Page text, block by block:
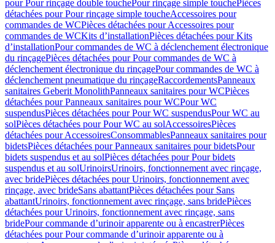
pour Pour rinçage double touchePour rinçage simple touchePièces
détachées pour Pour rinçage simple toucheAccessoires pour
commandes de WCPièces détachées pour Accessoires pour
commandes de WCKits d’installationPièces détachées pour Kits
d’installationPour commandes de WC à déclenchement électronique
du rinçagePièces détachées pour Pour commandes de WC à
déclenchement électronique du rinçagePour commandes de WC à
déclenchement pneumatique du rinçageRaccordementsPanneaux
sanitaires Geberit MonolithPanneaux sanitaires pour WCPièces
détachées pour Panneaux sanitaires pour WCPour WC
suspendusPièces détachées pour Pour WC suspendusPour WC au
solPièces détachées pour Pour WC au solAccessoiresPièces
détachées pour AccessoiresConsommablesPanneaux sanitaires pour
bidetsPièces détachées pour Panneaux sanitaires pour bidetsPour
bidets suspendus et au solPièces détachées pour Pour bidets
suspendus et au solUrinoirsUrinoirs, fonctionnement avec rinçage,
avec bridePièces détachées pour Urinoirs, fonctionnement avec
rinçage, avec brideSans abattantPièces détachées pour Sans
abattantUrinoirs, fonctionnement avec rinçage, sans bridePièces
détachées pour Urinoirs, fonctionnement avec rinçage, sans
bridePour commande d’urinoir apparente ou à encastrerPièces
détachées pour Pour commande d’urinoir apparente ou à